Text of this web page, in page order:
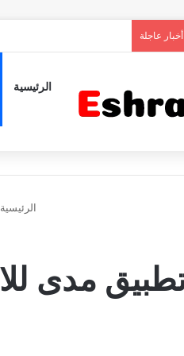
أخبار عاجلة
الرئيسية
الرئيسية